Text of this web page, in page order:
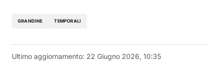
GRANDINE TEMPORALI
Ultimo aggiornamento: 22 Giugno 2026, 10:35